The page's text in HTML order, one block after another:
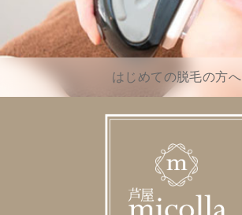
はじめての脱毛の方へ